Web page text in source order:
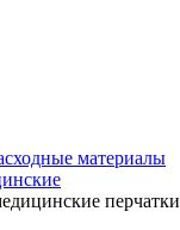
материалы
перчатки